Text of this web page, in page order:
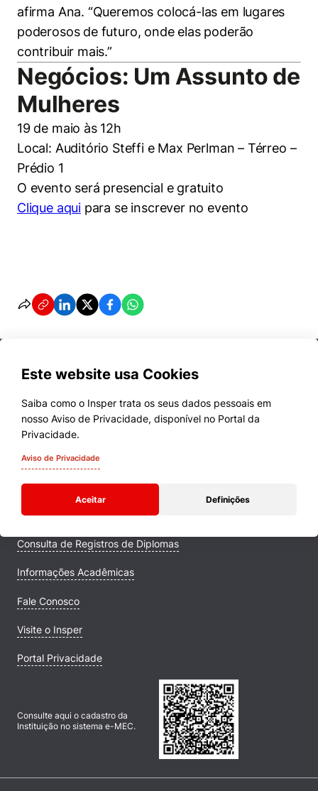
afirma Ana. “Queremos colocá-las em lugares
poderosos de futuro, onde elas poderão
contribuir mais.”
Negócios: Um Assunto de
Mulheres
19 de maio às 12h
Local: Auditório Steffi e Max Perlman – Térreo –
Prédio 1
O evento será presencial e gratuito
Clique aqui para se inscrever no evento
Este website usa Cookies
Saiba como o Insper trata os seus dados pessoais em
nosso Aviso de Privacidade, disponível no Portal da
Privacidade.
Aviso de Privacidade
Aceitar Definições
Cursos
Quem Somos
Comunidade Transforme
Campus
Consulta de Registros de Diplomas
Informações Acadêmicas
Fale Conosco
Visite o Insper
Portal Privacidade
Consulte aqui o cadastro da
Instituição no sistema e-MEC.